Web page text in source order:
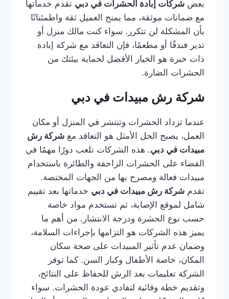
بعض شركات إبادة الحشرات في دبي تقدم خدماتها
مع ضمانات موثقة، مما يمنح العميل ثقة واطمئنانًا
بأن المشكلة لن تتكرر. سواء كنت مالك منزل أو
تدير فندقًا أو مطعمًا، فإن التعاقد مع شركة إبادة
ذات خبرة هو الخيار الأفضل لحماية بيئتك من
الحشرات الضارة.
شركة رش مبيدات في دبي
عندما تزداد الحشرات وتنتشر في المنزل أو مكان
العمل، يصبح الحل الأمثل هو التعاقد مع شركة رش
مبيدات في دبي. هذه الشركات تلعب دورًا مهمًا في
القضاء على الحشرات الزاحفة والطائرة باستخدام
مبيدات فعالة ومصرح بها من الجهات المختصة.
تقدم شركة رش مبيدات في دبي خدماتها بعد تقييم
شامل لموقع الإصابة، ثم تستخدم مواد خاصة
حسب نوع الحشرة ودرجة الانتشار. من أهم ما
يميز هذه الشركات هو التزامها بإجراءات السلامة،
وضمان عدم تأثير المبيدات على صحة سكان
المكان، خاصة الأطفال وكبار السن. كما توفر
الشركة تعليمات بعد الرش للحفاظ على النتائج،
وتقديم خطة وقائية لتفادي عودة الحشرات. سواء